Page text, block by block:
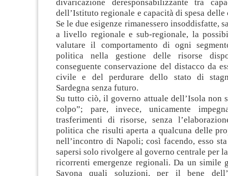
divaricazione deresponsabilizzante tra
dell’Istituto regionale e capacità di spesa
Se le due esigenze rimanessero insoddisfatte,
a livello regionale e sub-regionale, la
valutare il comportamento di ogni
politica nella gestione delle risorse
conseguente conservazione del distacco da
civile e del perdurare dello stato di
Sardegna senza futuro.
Su tutto ciò, il governo attuale dell’Isola non
colpo”; pare, invece, unicamente
trasferimenti di risorse, senza
politica che risulti aperta a qualcuna delle
nell’incontro di Napoli; così facendo, esso
sapersi solo rivolgere al governo centrale per
ricorrenti emergenze regionali. Da un simile
Savona quali soluzioni, per il bene